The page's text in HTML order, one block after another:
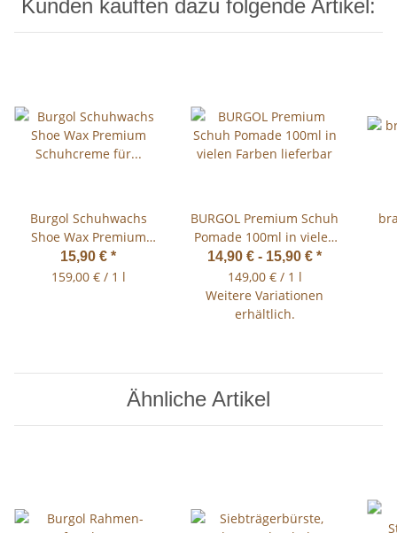
Kunden kauften dazu folgende Artikel:
Burgol Schuhwachs
Shoe Wax Premium
Schuhcreme für
Glattleder 100ml
15,90 € *
159,00 € / 1 l
BURGOL Premium Schuh
Pomade 100ml in vielen
Farben lieferbar
14,90 € - 15,90 € *
149,00 € / 1 l
Weitere Variationen
erhältlich.
Ähnliche Artikel